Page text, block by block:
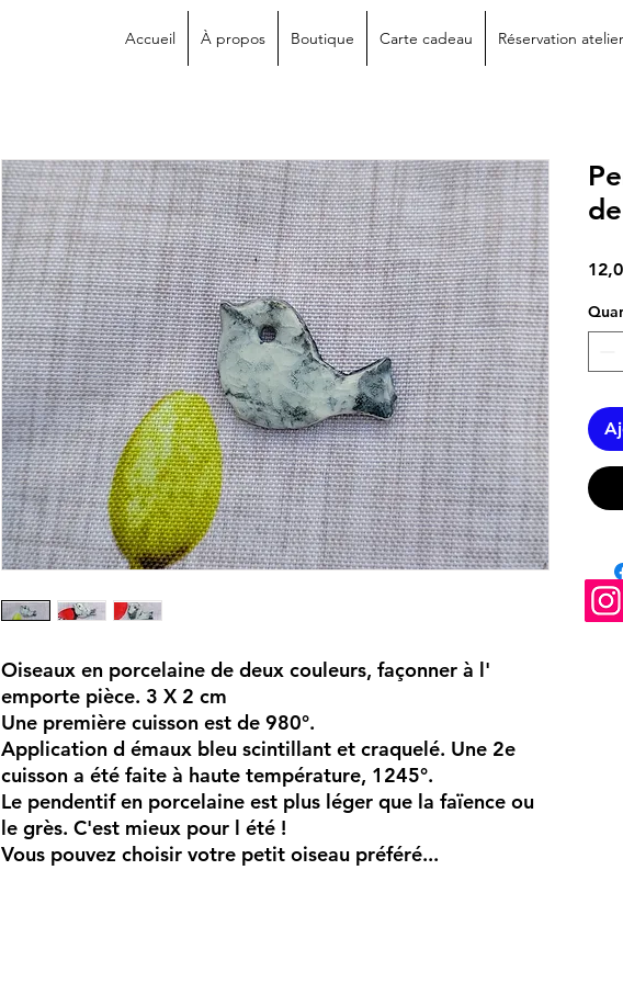
Oiseaux en porcelaine de deux couleurs, façonner à l'
emporte pièce. 3 X 2 cm
Une première cuisson est de 980°.
Application d émaux bleu scintillant et craquelé. Une 2e
cuisson a été faite à haute température, 1245°.
Le pendentif en porcelaine est plus léger que la faïence ou
le grès. C'est mieux pour l été !
Vous pouvez choisir votre petit oiseau préféré...
Accueil À propos Boutique Carte cadeau Réservation